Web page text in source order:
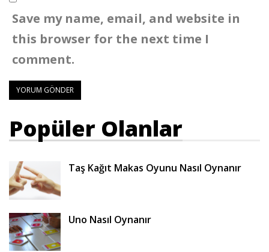
Save my name, email, and website in
this browser for the next time I
comment.
Popüler Olanlar
Taş Kağıt Makas Oyunu Nasıl Oynanır
Uno Nasıl Oynanır